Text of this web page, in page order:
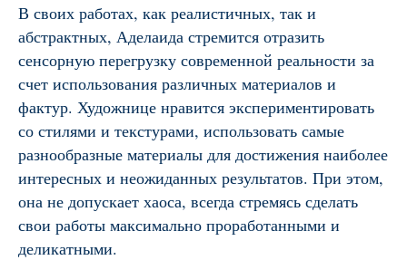
В своих работах, как реалистичных, так и
абстрактных, Аделаида стремится отразить
сенсорную перегрузку современной реальности за
счет использования различных материалов и
фактур. Художнице нравится экспериментировать
со стилями и текстурами, использовать самые
разнообразные материалы для достижения наиболее
интересных и неожиданных результатов. При этом,
она не допускает хаоса, всегда стремясь сделать
свои работы максимально проработанными и
деликатными.